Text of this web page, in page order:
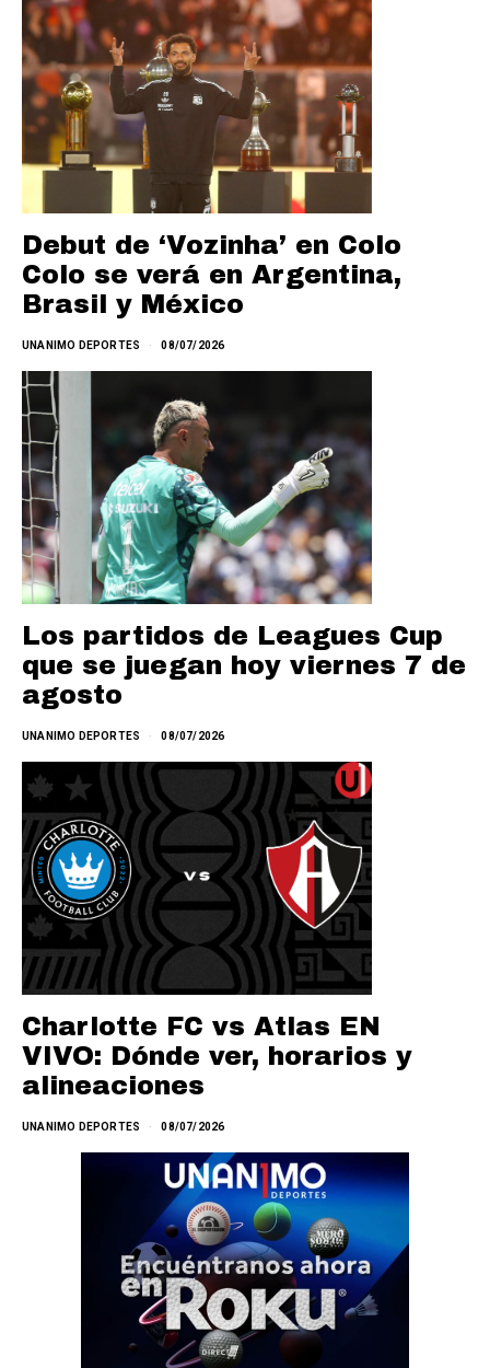
Debut de ‘Vozinha’ en Colo
Colo se verá en Argentina,
Brasil y México
UNANIMO DEPORTES 08/07/2026
Los partidos de Leagues Cup
que se juegan hoy viernes 7 de
agosto
UNANIMO DEPORTES 08/07/2026
Charlotte FC vs Atlas EN
VIVO: Dónde ver, horarios y
alineaciones
UNANIMO DEPORTES 08/07/2026